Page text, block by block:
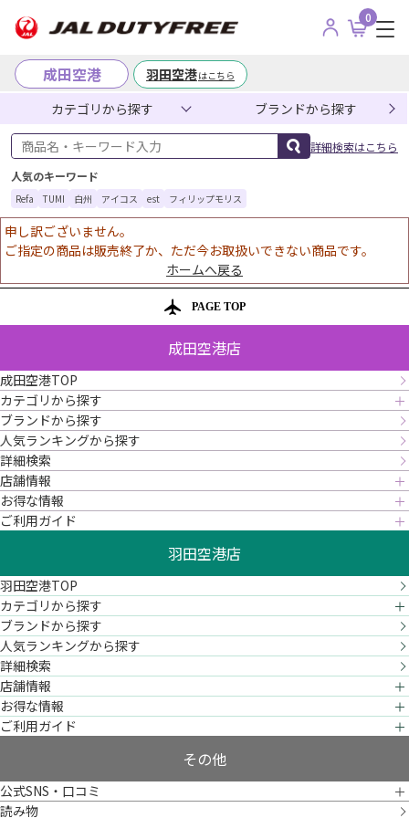
0
成田空港 羽田空港はこちら
カテゴリから探す ブランドから探す
商品名・キーワード入力
詳細検索はこちら
人気のキーワード
Refa TUMI 白州 アイコス est フィリップモリス
申し訳ございません。
ご指定の商品は販売終了か、ただ今お取扱いできない商品です。
ホームへ戻る
PAGE TOP
成田空港店
成田空港TOP
カテゴリから探す
ブランドから探す
人気ランキングから探す
詳細検索
店舗情報
お得な情報
ご利用ガイド
羽田空港店
羽田空港TOP
カテゴリから探す
ブランドから探す
人気ランキングから探す
詳細検索
店舗情報
お得な情報
ご利用ガイド
その他
公式SNS・口コミ
読み物